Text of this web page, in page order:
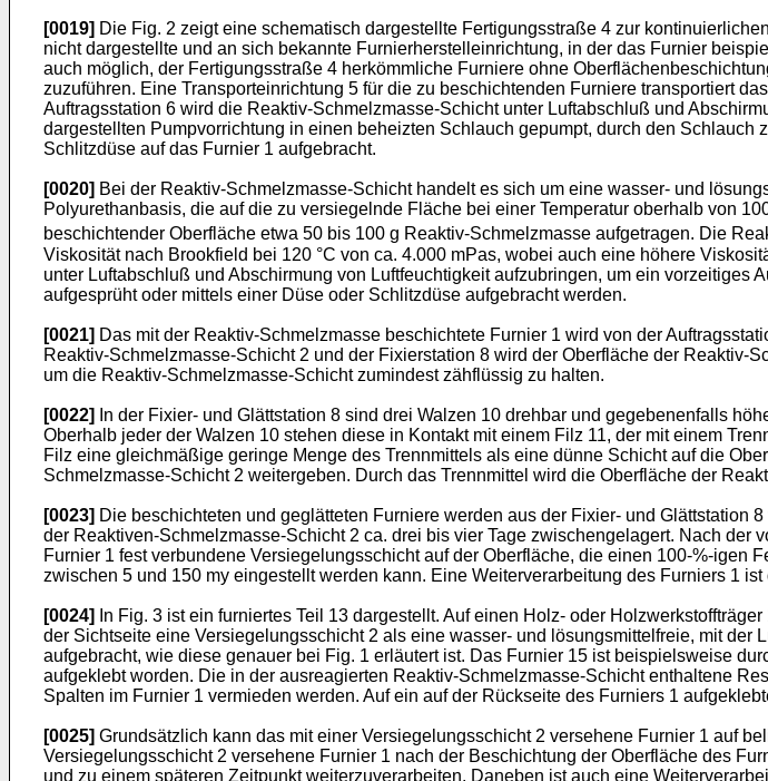
[0019] Die Fig. 2 zeigt eine schematisch dargestellte Fertigungsstraße 4 zur
nicht dargestellte und an sich bekannte Furnierherstelleinrichtung, in der das Furnier
auch möglich, der Fertigungsstraße 4 herkömmliche Furniere ohne
zuzuführen. Eine Transporteinrichtung 5 für die zu beschichtenden Furniere transportiert
Auftragsstation 6 wird die Reaktiv-Schmelzmasse-Schicht unter Luftabschluß und
dargestellten Pumpvorrichtung in einen beheizten Schlauch gepumpt, durch den
Schlitzdüse auf das Furnier 1 aufgebracht.
[0020] Bei der Reaktiv-Schmelzmasse-Schicht handelt es sich um eine wasser- und
Polyurethanbasis, die auf die zu versiegelnde Fläche bei einer Temperatur oberhalb von
beschichtender Oberfläche etwa 50 bis 100 g Reaktiv-Schmelzmasse aufgetragen. Die
Viskosität nach Brookfield bei 120 °C von ca. 4.000 mPas, wobei auch eine höhere
unter Luftabschluß und Abschirmung von Luftfeuchtigkeit aufzubringen, um ein
aufgesprüht oder mittels einer Düse oder Schlitzdüse aufgebracht werden.
[0021] Das mit der Reaktiv-Schmelzmasse beschichtete Furnier 1 wird von der
Reaktiv-Schmelzmasse-Schicht 2 und der Fixierstation 8 wird der Oberfläche der
um die Reaktiv-Schmelzmasse-Schicht zumindest zähflüssig zu halten.
[0022]
In der Fixier- und Glättstation 8 sind drei Walzen 10 drehbar und gegebenenfalls
Oberhalb jeder der Walzen 10 stehen diese in Kontakt mit einem Filz 11, der mit einem
Filz eine gleichmäßige geringe Menge des Trennmittels als eine dünne Schicht auf die
Schmelzmasse-Schicht 2 weitergeben. Durch das Trennmittel wird die Oberfläche der
[0023] Die beschichteten und geglätteten Furniere werden aus der Fixier- und Glättstation
der Reaktiven-Schmelzmasse-Schicht 2 ca. drei bis vier Tage zwischengelagert. Nach
Furnier 1 fest verbundene Versiegelungsschicht auf der Oberfläche, die einen 100-%-igen
zwischen 5 und 150 my eingestellt werden kann. Eine Weiterverarbeitung des Furniers 1
[0024]
In Fig. 3 ist ein furniertes Teil 13 dargestellt. Auf einen Holz- oder
der Sichtseite eine Versiegelungsschicht 2 als eine wasser- und lösungsmittelfreie, mit
aufgebracht, wie diese genauer bei Fig. 1 erläutert ist. Das Furnier 15 ist beispielsweise
aufgeklebt worden. Die in der ausreagierten Reaktiv-Schmelzmasse-Schicht enthaltene
Spalten im Furnier 1 vermieden werden. Auf ein auf der Rückseite des Furniers 1
[0025] Grundsätzlich kann das mit einer Versiegelungsschicht 2 versehene Furnier 1 auf
Versiegelungsschicht 2 versehene Furnier 1 nach der Beschichtung der Oberfläche des
und zu einem späteren Zeitpunkt weiterzuverarbeiten. Daneben ist auch eine